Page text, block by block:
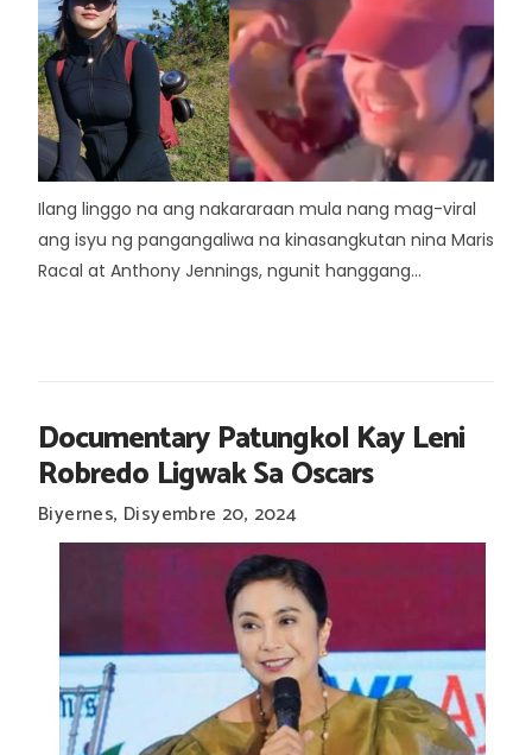
Ilang linggo na ang nakararaan mula nang mag-viral
ang isyu ng pangangaliwa na kinasangkutan nina Maris
Racal at Anthony Jennings, ngunit hanggang...
Documentary Patungkol Kay Leni
Robredo Ligwak Sa Oscars
Biyernes, Disyembre 20, 2024